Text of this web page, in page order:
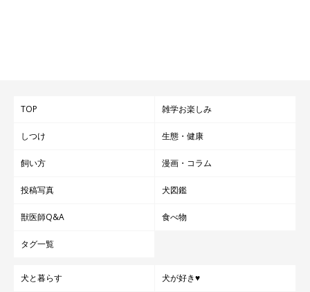
TOP 雑学お楽しみ
しつけ 生態・健康
飼い方 漫画・コラム
投稿写真 犬図鑑
獣医師Q&A 食べ物
タグ一覧
犬と暮らす 犬が好き♥